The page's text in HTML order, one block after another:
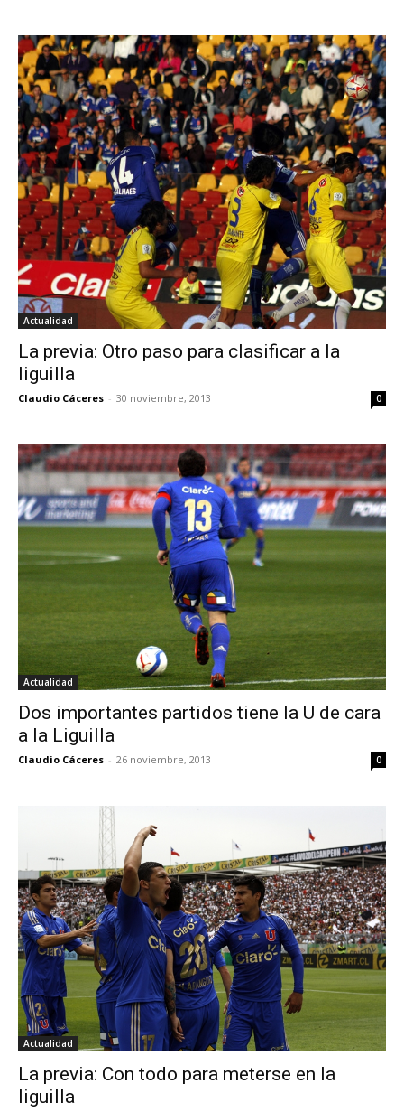
Actualidad
La previa: Otro paso para clasificar a la
liguilla
Claudio Cáceres - 30 noviembre, 2013 0
Actualidad
Dos importantes partidos tiene la U de cara
a la Liguilla
Claudio Cáceres - 26 noviembre, 2013 0
Actualidad
La previa: Con todo para meterse en la
liguilla